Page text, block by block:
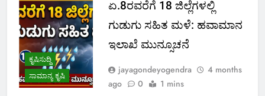
ಕೃಷಿಸುದ್ದಿ
ಸಾಮಾನ್ಯ ಕೃಷಿ
ಏ.8ರವರೆಗೆ 18 ಜಿಲ್ಲೆಗಳಲ್ಲಿ
ಗುಡುಗು ಸಹಿತ ಮಳೆ: ಹವಾಮಾನ
ಇಲಾಖೆ ಮುನ್ಸೂಚನೆ
jayagondeyogendra
4 months
ago
0 1 mins